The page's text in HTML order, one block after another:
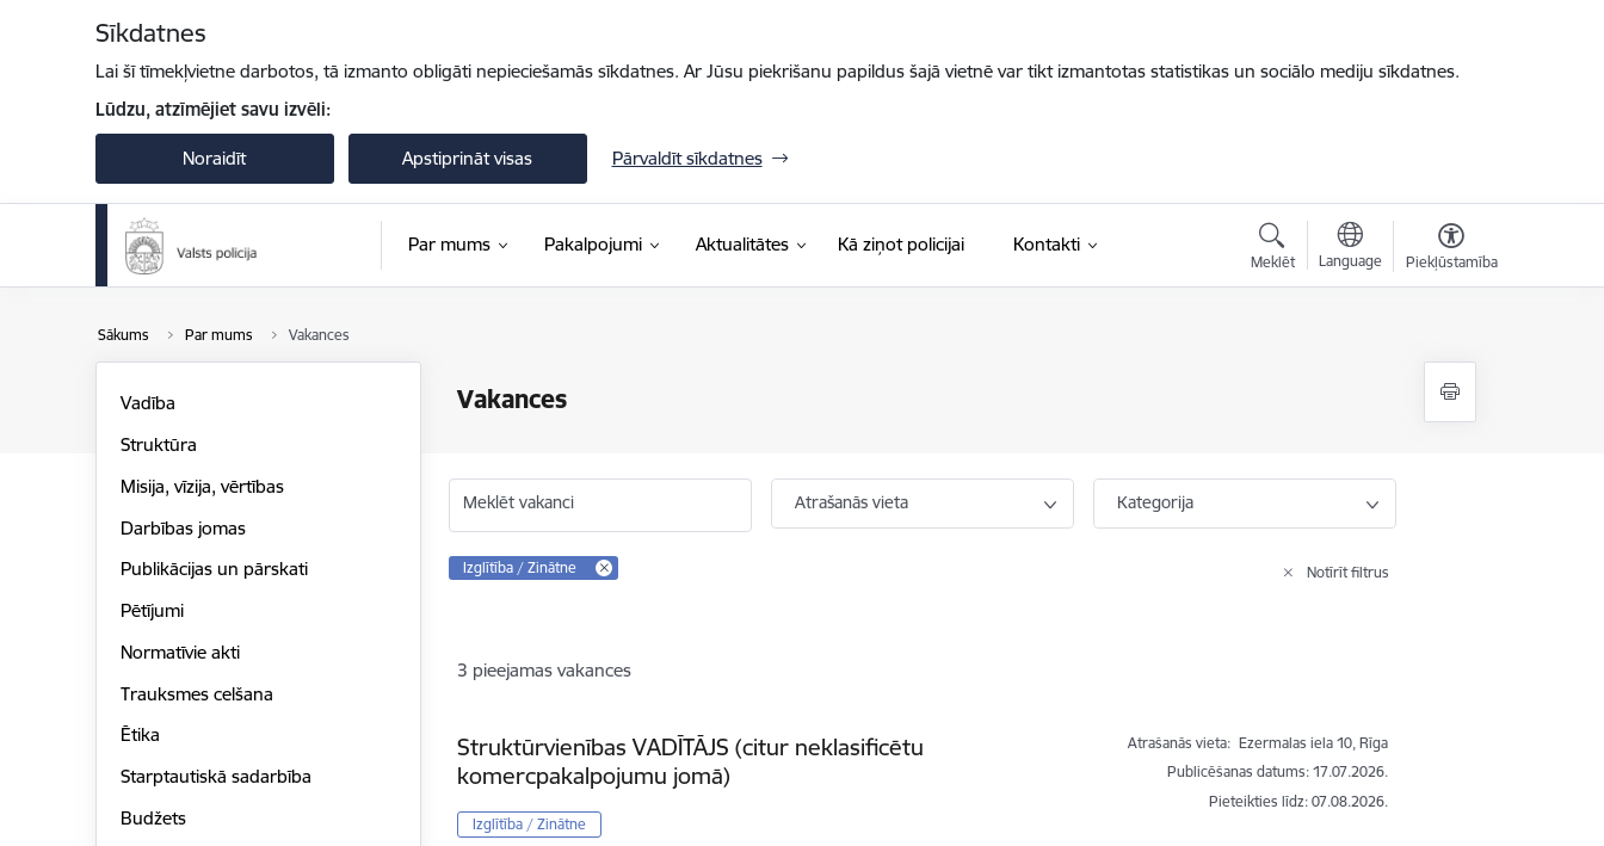
Sīkdatnes
Lai šī tīmekļvietne darbotos, tā izmanto obligāti nepieciešamās sīkdatnes. Ar Jūsu piekrišanu papildus šajā vietnē var tikt izmantotas statistikas un sociālo mediju sīkdatnes.
Lūdzu, atzīmējiet savu izvēli:
Noraidīt Apstiprināt visas Pārvaldīt sīkdatnes
Par mums Pakalpojumi Aktualitātes Kā ziņot policijai Kontakti
Meklēt Language Piekļūstamība
Sākums Par mums Vakances
Vakances
Vadība
Struktūra
Misija, vīzija, vērtības
Darbības jomas
Publikācijas un pārskati
Pētījumi
Normatīvie akti
Trauksmes celšana
Ētika
Starptautiskā sadarbība
Budžets
Meklēt vakanci Atrašanās vieta Kategorija
Izglītība / Zinātne Notīrīt filtrus
3 pieejamas vakances
Struktūrvienības VADĪTĀJS (citur neklasificētu
komercpakalpojumu jomā)
Izglītība / Zinātne
Atrašanās vieta: Ezermalas iela 10, Rīga
Publicēšanas datums: 17.07.2026.
Pieteikties līdz:07.08.2026.